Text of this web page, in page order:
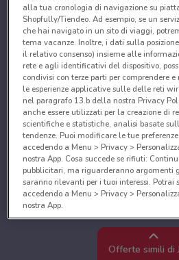
Offerte simili di
alla tua cronologia di navigazione su
Shopfully/Tiendeo. Ad esempio, se un
che hai navigato in un sito di viaggi,
tema vacanze. Inoltre, i dati sulla
il relativo consenso) insieme alle
rete e agli identificativi del dispositivo,
condivisi con terze parti per comprendere
le esperienze applicative sulle delle reti
nel paragrafo 13.b della nostra Privacy
anche essere utilizzati per la creazione di
scientifiche e statistiche, analisi basate
tendenze. Puoi modificare le tue
accedendo a Menu > Privacy >
nostra App. Cosa succede se rifiuti:
pubblicitari, ma riguarderanno argomenti
saranno rilevanti per i tuoi interessi. Potrai
accedendo a Menu > Privacy >
nostra App.
Noi e i nostri partner trattiamo i
Utilizzare dati di geolocalizzazione precisi.
caratteristiche del dispositivo ai fini